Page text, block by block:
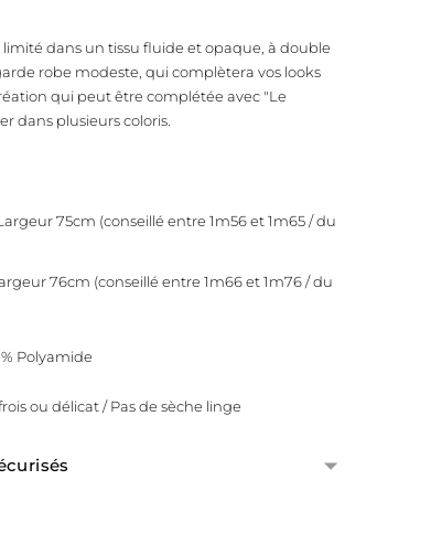
dans un tissu fluide et opaque, à double
robe modeste, qui complètera vos looks
qui peut être complétée avec "Le
dans plusieurs coloris.
75cm (conseillé entre 1m56 et 1m65 / du
76cm (conseillé entre 1m66 et 1m76 / du
Polyamide
ou délicat / Pas de sèche linge